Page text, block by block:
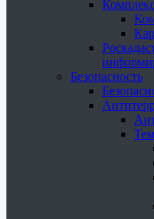
Безопасность